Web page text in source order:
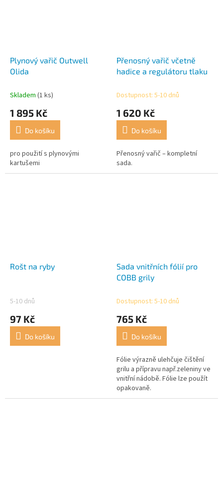
Plynový vařič Outwell
Olida
Skladem (1 ks)
1 895 Kč
Do košíku
pro použití s plynovými
kartušemi
Přenosný vařič včetně
hadice a regulátoru tlaku
Dostupnost: 5-10 dnů
1 620 Kč
Do košíku
Přenosný vařič – kompletní
sada.
Rošt na ryby
5-10 dnů
97 Kč
Do košíku
Sada vnitřních fólií pro
COBB grily
Dostupnost: 5-10 dnů
765 Kč
Do košíku
Fólie výrazně ulehčuje čištění
grilu a přípravu např.zeleniny ve
vnitřní nádobě. Fólie lze použít
opakovaně.